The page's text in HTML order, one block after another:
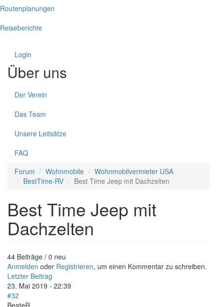
Routenplanungen
Reiseberichte
Login
Über uns
Der Verein
Das Team
Unsere Leitsätze
FAQ
Forum
Wohnmobile
Wohnmobilvermieter USA
BestTime-RV
Best Time Jeep mit Dachzelten
Best Time Jeep mit
Dachzelten
44 Beiträge / 0 neu
Anmelden oder Registrieren, um einen Kommentar zu schreiben.
Letzter Beitrag
23. Mai 2019 - 22:39
#32
BeateR